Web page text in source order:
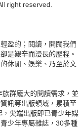
right reserved.
盈的；閱讀，開闊我們
是艱辛而漫長的歷程。
休閒、娛樂、乃至於文
群龐大的閱讀需求，並
訊等出版領域，累積至
尖端出版即已青少年媒
少年專屬雜誌，30多種